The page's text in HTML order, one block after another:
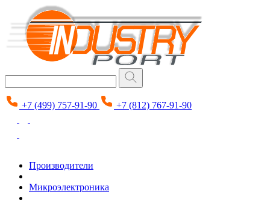
+7 (499) 757-91-90 +7 (812) 767-91-90
Производители
Микроэлектроника